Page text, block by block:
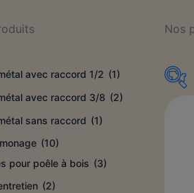
avec raccord 1/2 (1)
avec raccord 3/8 (2)
sans raccord (1)
(10)
pour poêle à bois (3)
(2)
Nos